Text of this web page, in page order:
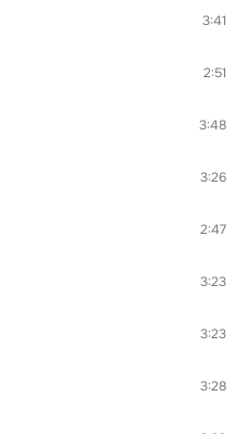
3:41
2:51
3:48
3:26
2:47
3:23
3:23
3:28